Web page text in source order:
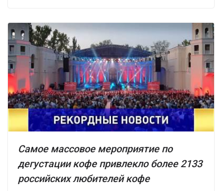
Самое массовое мероприятие по
дегустации кофе привлекло более 2133
российских любителей кофе